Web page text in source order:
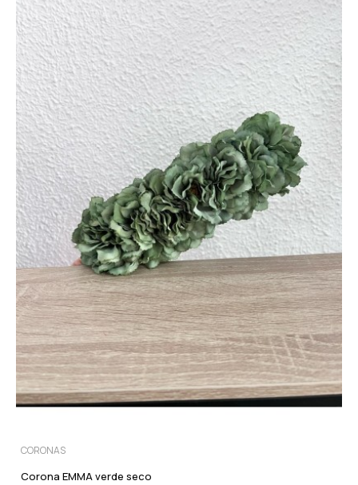
CORONAS
Corona EMMA verde seco